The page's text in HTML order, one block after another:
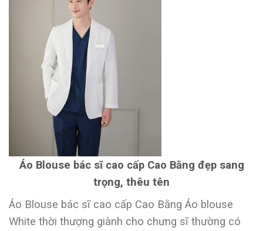
Áo Blouse bác sĩ cao cấp Cao Bằng đẹp sang
trọng, thêu tên
Áo Blouse bác sĩ cao cấp Cao Bằng Áo blouse
White thời thượng giành cho chưng sĩ thường có